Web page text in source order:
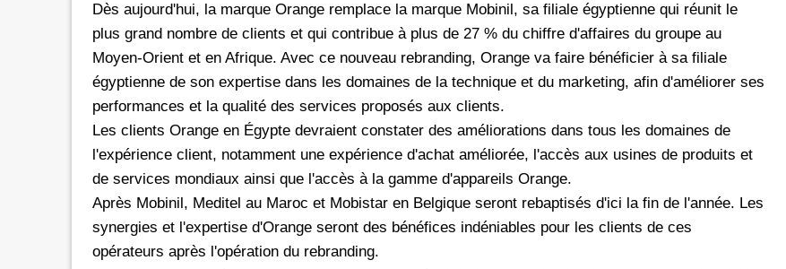
Dès aujourd'hui, la marque Orange remplace la marque Mobinil, sa filiale égyptienne qui réunit le
plus grand nombre de clients et qui contribue à plus de 27 % du chiffre d'affaires du groupe au
Moyen-Orient et en Afrique. Avec ce nouveau rebranding, Orange va faire bénéficier à sa filiale
égyptienne de son expertise dans les domaines de la technique et du marketing, afin d'améliorer ses
performances et la qualité des services proposés aux clients.
Les clients Orange en Égypte devraient constater des améliorations dans tous les domaines de
l'expérience client, notamment une expérience d'achat améliorée, l'accès aux usines de produits et
de services mondiaux ainsi que l'accès à la gamme d'appareils Orange.
Après Mobinil, Meditel au Maroc et Mobistar en Belgique seront rebaptisés d'ici la fin de l'année. Les
synergies et l'expertise d'Orange seront des bénéfices indéniables pour les clients de ces
opérateurs après l'opération du rebranding.
30 jours, et ce, en
code d'une recharge de 30 Dh
300 Mo pour le Pass de 10 Dh. Notons au
passage que dans le cadre d'une offre
promotionnelle qui prendra fin le 23 mars 2026,
le Pass 30 Dh de inwi offre un
ladite recharge. La durée de validité du volume
d'internet est de 7 jours alors que celle du solde